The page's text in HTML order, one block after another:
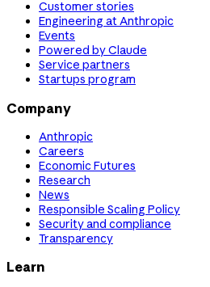
Customer stories
Engineering at Anthropic
Events
Powered by Claude
Service partners
Startups program
Company
Anthropic
Careers
Economic Futures
Research
News
Responsible Scaling Policy
Security and compliance
Transparency
Learn